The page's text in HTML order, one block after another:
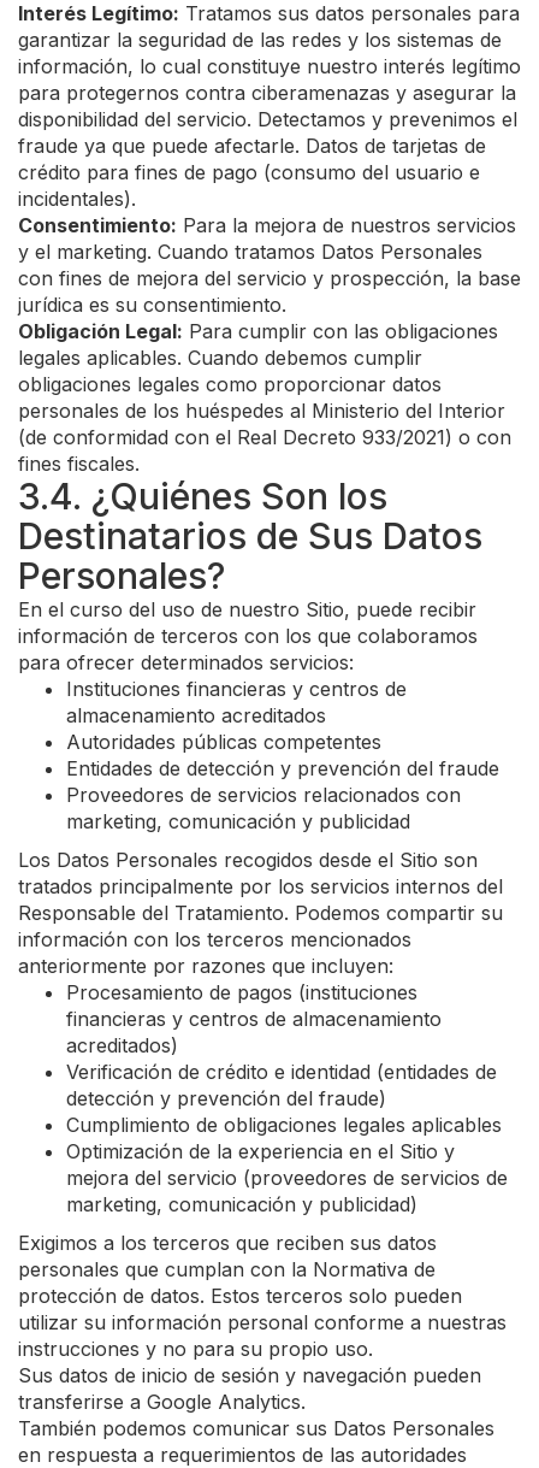
Interés Legítimo: Tratamos sus datos personales para
garantizar la seguridad de las redes y los sistemas de
información, lo cual constituye nuestro interés legítimo
para protegernos contra ciberamenazas y asegurar la
disponibilidad del servicio. Detectamos y prevenimos el
fraude ya que puede afectarle. Datos de tarjetas de
crédito para fines de pago (consumo del usuario e
incidentales).
Consentimiento: Para la mejora de nuestros servicios
y el marketing. Cuando tratamos Datos Personales
con fines de mejora del servicio y prospección, la base
jurídica es su consentimiento.
Obligación Legal: Para cumplir con las obligaciones
legales aplicables. Cuando debemos cumplir
obligaciones legales como proporcionar datos
personales de los huéspedes al Ministerio del Interior
(de conformidad con el Real Decreto 933/2021) o con
fines fiscales.
3.4. ¿Quiénes Son los
Destinatarios de Sus Datos
Personales?
En el curso del uso de nuestro Sitio, puede recibir
información de terceros con los que colaboramos
para ofrecer determinados servicios:
Instituciones financieras y centros de
almacenamiento acreditados
Autoridades públicas competentes
Entidades de detección y prevención del fraude
Proveedores de servicios relacionados con
marketing, comunicación y publicidad
Los Datos Personales recogidos desde el Sitio son
tratados principalmente por los servicios internos del
Responsable del Tratamiento. Podemos compartir su
información con los terceros mencionados
anteriormente por razones que incluyen:
Procesamiento de pagos (instituciones
financieras y centros de almacenamiento
acreditados)
Verificación de crédito e identidad (entidades de
detección y prevención del fraude)
Cumplimiento de obligaciones legales aplicables
Optimización de la experiencia en el Sitio y
mejora del servicio (proveedores de servicios de
marketing, comunicación y publicidad)
Exigimos a los terceros que reciben sus datos
personales que cumplan con la Normativa de
protección de datos. Estos terceros solo pueden
utilizar su información personal conforme a nuestras
instrucciones y no para su propio uso.
Sus datos de inicio de sesión y navegación pueden
transferirse a Google Analytics.
También podemos comunicar sus Datos Personales
en respuesta a requerimientos de las autoridades